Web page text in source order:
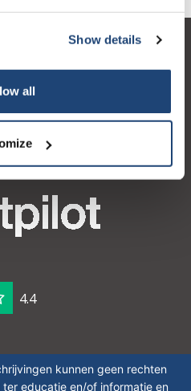
Show details
all
4.4
kunnen geen rechten
educatie en/of informatie en